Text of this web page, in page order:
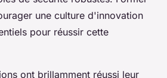
une culture d'innovation
pour réussir cette
ont brillamment réussi leur